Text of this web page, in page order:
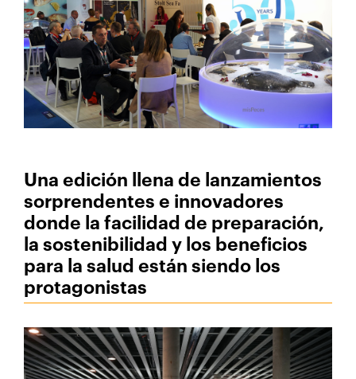
Una edición llena de lanzamientos
sorprendentes e innovadores
donde la facilidad de preparación,
la sostenibilidad y los beneficios
para la salud están siendo los
protagonistas